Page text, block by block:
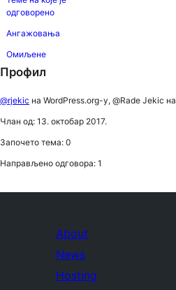
одговорено
Ангажовања
Омиљене
Профил
@rjekic на WordPress.org-у, @Rade Jekic на
Члан од: 13. октобар 2017.
Започето тема: 0
Направљено одговора: 1
About
News
Hosting